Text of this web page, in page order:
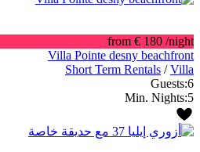
from € 180 /night
Villa Pointe desny beachfront
Short Term Rentals /Villa
Guests:6
Min. Nights:5